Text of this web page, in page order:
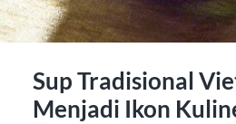
Sup Tradisional
Menjadi Ikon